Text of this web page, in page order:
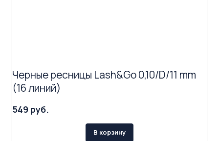
Черные ресницы Lash&Go 0,10/D/11 mm
(16 линий)
549 руб.
В корзину